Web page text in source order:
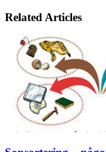
Related Articles